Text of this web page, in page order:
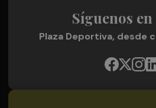
Síguenos
Plaza Deportiva, desde